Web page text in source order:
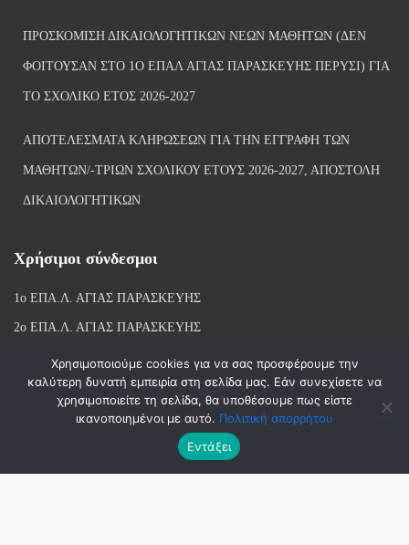
ΠΡΟΣΚΌΜΙΣΗ ΔΙΚΑΙΟΛΟΓΗΤΙΚΏΝ ΝΈΩΝ ΜΑΘΗΤΏΝ (ΔΕΝ
ΦΟΙΤΟΎΣΑΝ ΣΤΟ 1Ο ΕΠΑΛ ΑΓΙΑΣ ΠΑΡΑΣΚΕΥΗΣ ΠΈΡΥΣΙ) ΓΙΑ
ΤΟ ΣΧΟΛΙΚΌ ΈΤΟΣ 2026-2027
ΑΠΟΤΕΛΈΣΜΑΤΑ ΚΛΗΡΏΣΕΩΝ ΓΙΑ ΤΗΝ ΕΓΓΡΑΦΉ ΤΩΝ
ΜΑΘΗΤΏΝ/-ΤΡΙΏΝ ΣΧΟΛΙΚΟΎ ΈΤΟΥΣ 2026-2027, ΑΠΟΣΤΟΛΉ
ΔΙΚΑΙΟΛΟΓΗΤΙΚΏΝ
Χρήσιμοι σύνδεσμοι
1ο ΕΠΑ.Λ. ΑΓΙΑΣ ΠΑΡΑΣΚΕΥΗΣ
2ο ΕΠΑ.Λ. ΑΓΙΑΣ ΠΑΡΑΣΚΕΥΗΣ
1ο Ε.Κ. ΑΓΙΑΣ ΠΑΡΑΣΚΕΥΗΣ
ΒΙΒΛΙΟΘΗΚΗ 1ου & 2ου ΕΠΑΛ ΑΓΙΑΣ ΠΑΡΑΣΚΕΥΗΣ
Hestia | Αναπτύχθηκε απόThemeIsle
Χρησιμοποιούμε cookies για να σας προσφέρουμε την
καλύτερη δυνατή εμπειρία στη σελίδα μας. Εάν συνεχίσετε να
χρησιμοποιείτε τη σελίδα, θα υποθέσουμε πως είστε
ικανοποιημένοι με αυτό. Πολιτική απορρήτου
Εντάξει